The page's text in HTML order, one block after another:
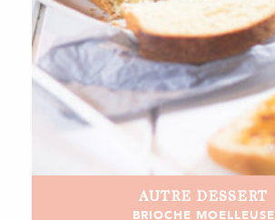
AUTRE DESSERT
BRIOCHE MOELLEUSE